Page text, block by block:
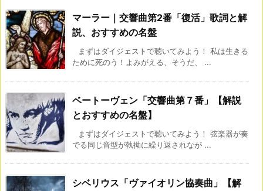
マーラー｜交響曲第2番「復活」歌詞と解
説、おすすめの名盤
まずはダイジェストで聴いてみよう！ 私は生きる
ために死のう！よみがえる、そうだ、 ...
ベートーヴェン「交響曲第７番」【解説
とおすすめの名盤】
まずはダイジェストで聴いてみよう！ 弦楽器が奏
でる同じ音型が執拗に繰り返されなが ...
シベリウス「ヴァイオリン協奏曲」【解